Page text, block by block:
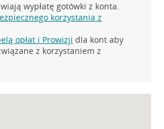
wypłatę gotówki z konta.
korzystania z
opłat i Prowizji dla kont aby
z korzystaniem z